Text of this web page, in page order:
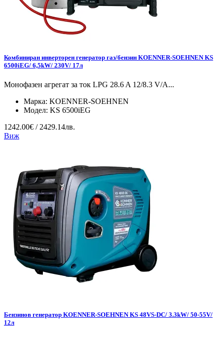
Комбиниран инверторен генератор газ/бензин KOENNER-SOEHNEN KS
6500iEG/ 6,5kW/ 230V/ 17л
Монофазен агрегат за ток LPG 28.6 A 12/8.3 V/А...
Марка: KOENNER-SOEHNEN
Модел: KS 6500iEG
1242.00€ / 2429.14лв.
Виж
Бензинов генератор KOENNER-SOEHNEN KS 48VS-DC/ 3.3kW/ 50-55V/
12л